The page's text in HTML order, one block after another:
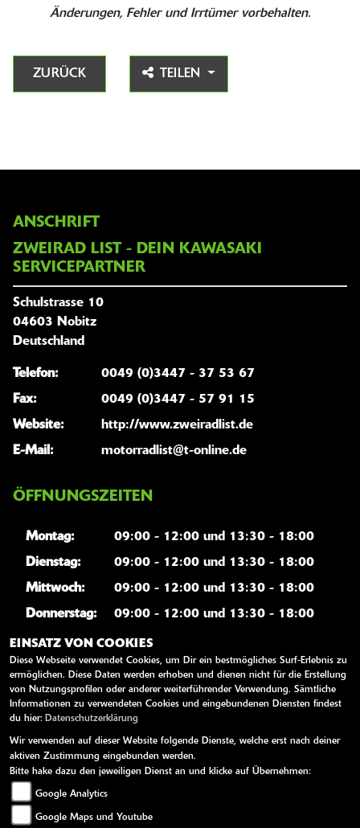
Änderungen, Fehler und Irrtümer vorbehalten.
ZURÜCK TEILEN
ANSCHRIFT
ZWEIRAD LIST - DEIN KAWASAKI
SERVICEPARTNER
Schulstrasse 10
04603 Nobitz
Deutschland
Telefon:
0049 (0)3447 - 37 53 67
Fax:
0049 (0)3447 - 57 91 15
Website:
http://www.zweiradlist.de
E-Mail:
motorradlist@t-online.de
ÖFFNUNGSZEITEN
Montag:
09:00 - 12:00 und 13:30 - 18:00
Dienstag:
09:00 - 12:00 und 13:30 - 18:00
Mittwoch:
09:00 - 12:00 und 13:30 - 18:00
Donnerstag:
09:00 - 12:00 und 13:30 - 18:00
Freitag:
09:00 - 12:00 und 13:30 - 18:00
Samstag:
09:00 - 12:00
Sonntag:
geschlossen
WEITERE LINKS
Kawasaki News
Kawasaki Handbücher
Kawasaki Bekleidung
EINSATZ VON COOKIES
Diese Webseite verwendet Cookies, um Dir ein bestmögliches Surf-Erlebnis zu
ermöglichen. Diese Daten werden erhoben und dienen nicht für die Erstellung
von Nutzungsprofilen oder anderer weiterführender Verwendung. Sämtliche
Informationen zu verwendeten Cookies und eingebundenen Diensten findest
du hier: Datenschutzerklärung
Wir verwenden auf dieser Website folgende Dienste, welche erst nach deiner
aktiven Zustimmung eingebunden werden.
Bitte hake dazu den jeweiligen Dienst an und klicke auf Übernehmen:
Google Analytics
Google Maps und Youtube